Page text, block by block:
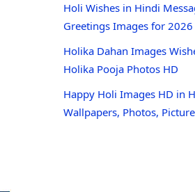
Holi Wishes in Hindi
Greetings Images for 2026
Holika Dahan Images
Holika Pooja Photos HD
Happy Holi Images HD in
Wallpapers, Photos,